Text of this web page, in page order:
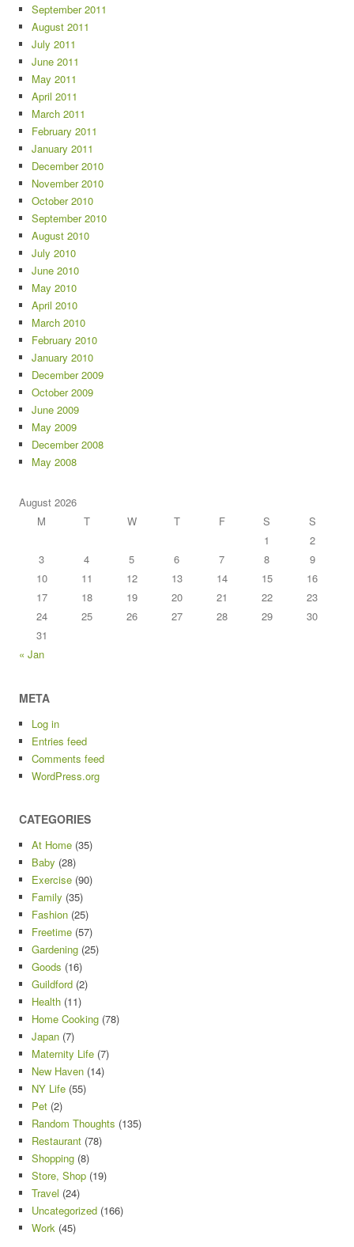
September 2011
August 2011
July 2011
June 2011
May 2011
April 2011
March 2011
February 2011
January 2011
December 2010
November 2010
October 2010
September 2010
August 2010
July 2010
June 2010
May 2010
April 2010
March 2010
February 2010
January 2010
December 2009
October 2009
June 2009
May 2009
December 2008
May 2008
August 2026
M
T W T F S
S
1
2
3
4 5 6 7 8
9
10
11 12 13 14 15
16
17
18 19 20 21 22
23
24
25 26 27 28 29
30
31
« Jan
META
Log in
Entries feed
Comments feed
WordPress.org
CATEGORIES
At Home (35)
Baby (28)
Exercise (90)
Family (35)
Fashion (25)
Freetime (57)
Gardening (25)
Goods (16)
Guildford (2)
Health (11)
Home Cooking (78)
Japan (7)
Maternity Life (7)
New Haven (14)
NY Life (55)
Pet (2)
Random Thoughts (135)
Restaurant (78)
Shopping (8)
Store, Shop (19)
Travel (24)
Uncategorized (166)
Work (45)